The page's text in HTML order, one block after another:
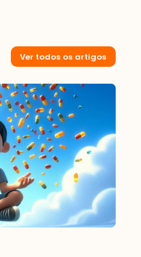
Ver todos os artigos